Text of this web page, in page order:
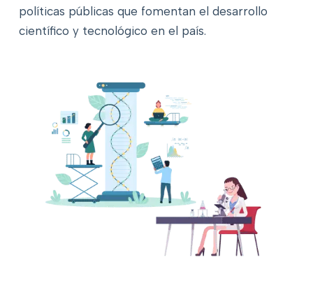
políticas públicas que fomentan el desarrollo
científico y tecnológico en el país.